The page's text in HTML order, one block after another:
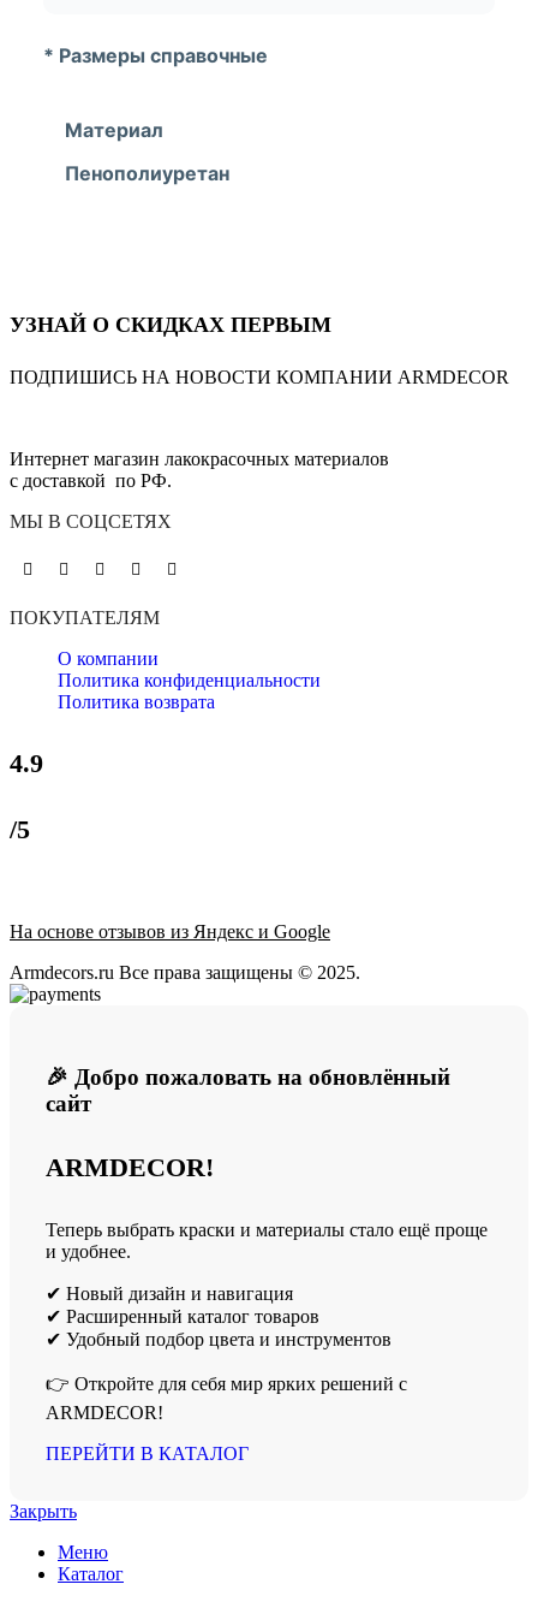
* Размеры справочные
Материал
Пенополиуретан
УЗНАЙ О СКИДКАХ ПЕРВЫМ
ПОДПИШИСЬ НА НОВОСТИ КОМПАНИИ ARMDECOR
Интернет магазин лакокрасочных материалов
с доставкой по РФ.
МЫ В СОЦСЕТЯХ
ПОКУПАТЕЛЯМ
О компании
Политика конфиденциальности
Политика возврата
4.9
/5
На основе отзывов из Яндекс и Google
Armdecors.ru Все права защищены © 2025. ​
🎉 Добро пожаловать на обновлённый
сайт
ARMDECOR!
Теперь выбрать краски и материалы стало ещё проще
и удобнее.
✔ Новый дизайн и навигация
✔ Расширенный каталог товаров
✔ Удобный подбор цвета и инструментов
👉 Откройте для себя мир ярких решений с
ARMDECOR!
ПЕРЕЙТИ В КАТАЛОГ
Закрыть
Меню
Каталог